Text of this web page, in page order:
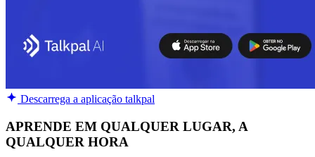
Descarrega a aplicação talkpal
APRENDE EM QUALQUER LUGAR, A
QUALQUER HORA